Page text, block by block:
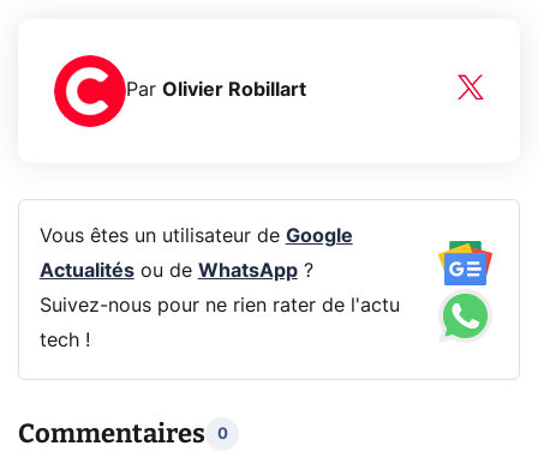
Par Olivier Robillart
Vous êtes un utilisateur de Google
Actualitésou de WhatsApp?
Suivez-nous pour ne rien rater de l'actu
tech !
Commentaires 0